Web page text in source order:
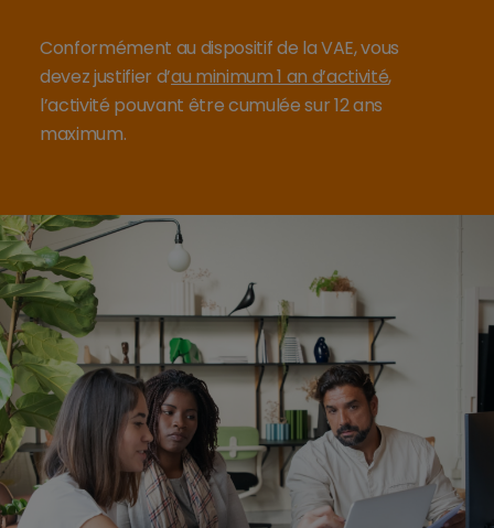
Conformément au dispositif de la VAE, vous
devez justifier d’au minimum 1 an d’activité,
l’activité pouvant être cumulée sur 12 ans
maximum.